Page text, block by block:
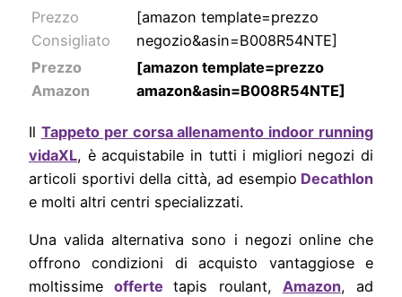
Prezzo
Consigliato
[amazon template=prezzo
negozio&asin=B008R54NTE]
Prezzo
Amazon
[amazon template=prezzo
amazon&asin=B008R54NTE]
Il Tappeto per corsa allenamento indoor running
vidaXL, è acquistabile in tutti i migliori negozi di
articoli sportivi della città, ad esempio Decathlon
e molti altri centri specializzati.
Una valida alternativa sono i negozi online che
offrono condizioni di acquisto vantaggiose e
moltissimeoffertetapis roulant, Amazon, ad